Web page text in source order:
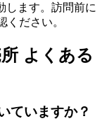
します。訪問前に
ださい。
よくある
ていますか？